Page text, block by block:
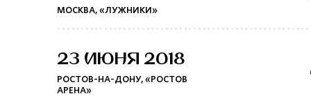
МОСКВА, «ЛУЖНИКИ»
23 ИЮНЯ 2018
РОСТОВ-НА-ДОНУ, «РОСТОВ
АРЕНА»